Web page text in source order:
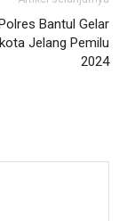
Bantul Gelar
Jelang Pemilu
2024